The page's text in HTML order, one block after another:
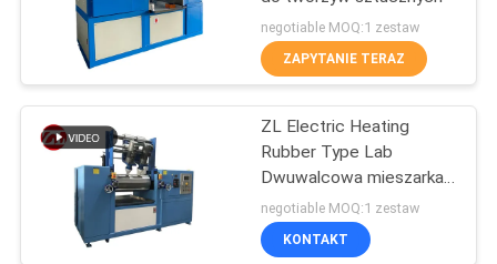
WYCENĘ
VR
SHOW
SITEMAP
Mikser Banbury
32
negotiable MOQ:1 zestaw
ZAPYTANIE TERAZ
ZL Electric Heating
Rubber Type Lab
Dwuwalcowa mieszarka
gumowa Maszyna do
mieszania gumy
negotiable MOQ:1 zestaw
KONTAKT